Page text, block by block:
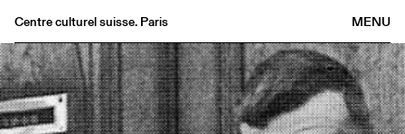
MENU
Centre culturel suisse. Paris
Agenda
Librairie
Buvette